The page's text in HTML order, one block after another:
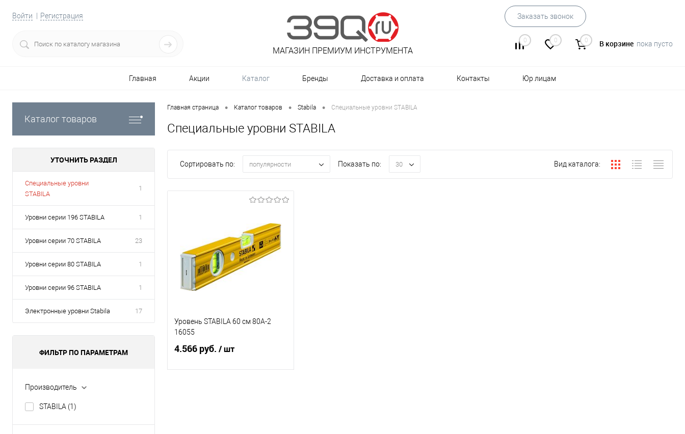
Войти Регистрация Заказать звонок
0 0 0 В корзине пока пусто
МАГАЗИН ПРЕМИУМ ИНСТРУМЕНТА
Главная Акции Каталог Бренды Доставка и оплата Контакты Юр лицам
Каталог товаров
УТОЧНИТЬ РАЗДЕЛ
Специальные уровни
STABILA
1
Уровни серии 196 STABILA 1
Уровни серии 70 STABILA 23
Уровни серии 80 STABILA 1
Уровни серии 96 STABILA 1
Электронные уровни Stabila 17
ФИЛЬТР ПО ПАРАМЕТРАМ
Производитель
STABILA (1)
Главная страница • Каталог товаров • Stabila • Специальные уровни STABILA
Специальные уровни STABILA
Сортировать по: популярности Показать по: 30 Вид каталога:
Уровень STABILA 60 cм 80А-2
16055
4.566 руб. / шт